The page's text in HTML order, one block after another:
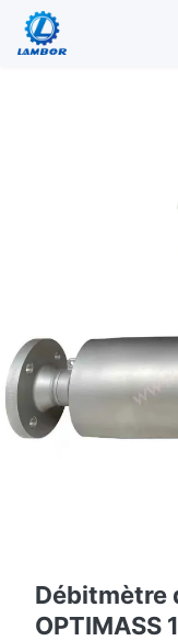
Débitmètre
OPTIMASS